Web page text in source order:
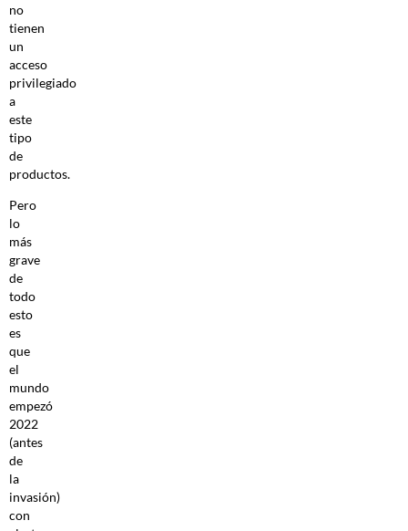
no
tienen
un
acceso
privilegiado
a
este
tipo
de
productos.
Pero
lo
más
grave
de
todo
esto
es
que
el
mundo
empezó
2022
(antes
de
la
invasión)
con